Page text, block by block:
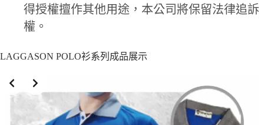
得授權擅作其他用途，本公司將保留法律追訴
權。
LAGGASON POLO衫系列成品展示